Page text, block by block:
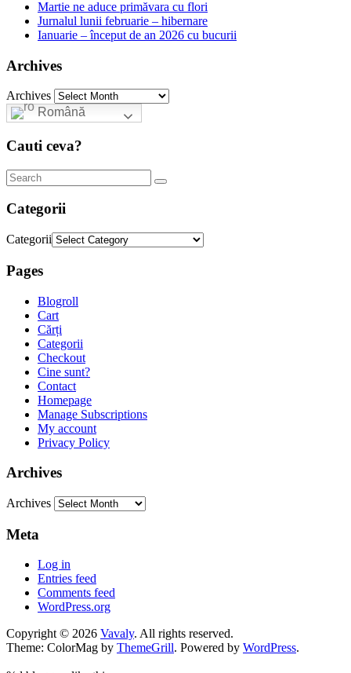
Martie ne aduce primăvara cu flori
Jurnalul lunii februarie – hibernare
Ianuarie – început de an 2026 cu bucurii
Archives
Archives
Română
Cauti ceva?
Categorii
Categorii
Pages
Blogroll
Cart
Cărți
Categorii
Checkout
Cine sunt?
Contact
Homepage
Manage Subscriptions
My account
Privacy Policy
Archives
Archives
Meta
Log in
Entries feed
Comments feed
WordPress.org
Copyright © 2026 Vavaly. All rights reserved.
Theme: ColorMag by ThemeGrill. Powered by WordPress.